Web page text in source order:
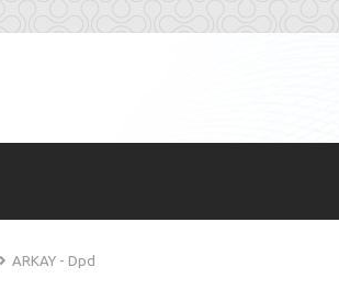
ARKAY - Dpd